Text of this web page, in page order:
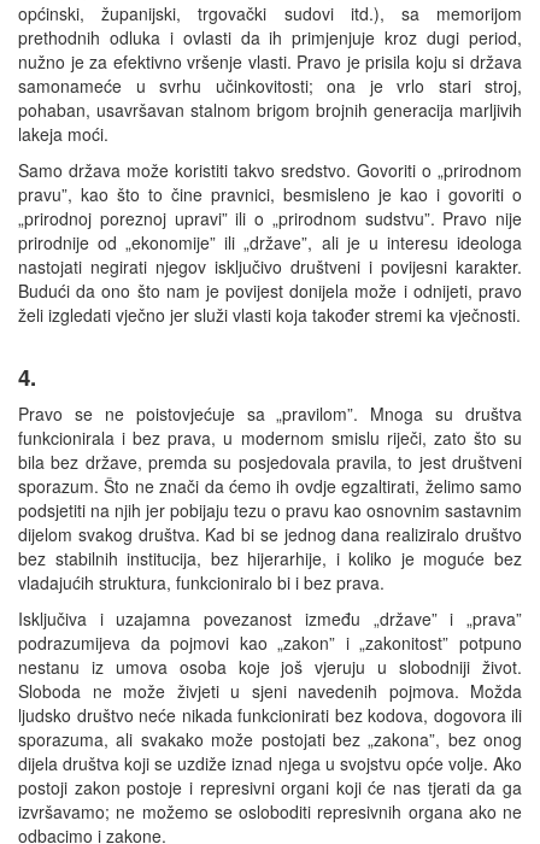
općinski, županijski, trgovački sudovi itd.), sa memorijom
prethodnih odluka i ovlasti da ih primjenjuje kroz dugi period,
nužno je za efektivno vršenje vlasti. Pravo je prisila koju si država
samonameće u svrhu učinkovitosti; ona je vrlo stari stroj,
pohaban, usavršavan stalnom brigom brojnih generacija marljivih
lakeja moći.
Samo država može koristiti takvo sredstvo. Govoriti o „prirodnom
pravu”, kao što to čine pravnici, besmisleno je kao i govoriti o
„prirodnoj poreznoj upravi” ili o „prirodnom sudstvu”. Pravo nije
prirodnije od „ekonomije” ili „države”, ali je u interesu ideologa
nastojati negirati njegov isključivo društveni i povijesni karakter.
Budući da ono što nam je povijest donijela može i odnijeti, pravo
želi izgledati vječno jer služi vlasti koja također stremi ka vječnosti.
4.
Pravo se ne poistovjećuje sa „pravilom”. Mnoga su društva
funkcionirala i bez prava, u modernom smislu riječi, zato što su
bila bez države, premda su posjedovala pravila, to jest društveni
sporazum. Što ne znači da ćemo ih ovdje egzaltirati, želimo samo
podsjetiti na njih jer pobijaju tezu o pravu kao osnovnim sastavnim
dijelom svakog društva. Kad bi se jednog dana realiziralo društvo
bez stabilnih institucija, bez hijerarhije, i koliko je moguće bez
vladajućih struktura, funkcioniralo bi i bez prava.
Isključiva i uzajamna povezanost između „države” i „prava”
podrazumijeva da pojmovi kao „zakon” i „zakonitost” potpuno
nestanu iz umova osoba koje još vjeruju u slobodniji život.
Sloboda ne može živjeti u sjeni navedenih pojmova. Možda
ljudsko društvo neće nikada funkcionirati bez kodova, dogovora ili
sporazuma, ali svakako može postojati bez „zakona”, bez onog
dijela društva koji se uzdiže iznad njega u svojstvu opće volje. Ako
postoji zakon postoje i represivni organi koji će nas tjerati da ga
izvršavamo; ne možemo se osloboditi represivnih organa ako ne
odbacimo i zakone.